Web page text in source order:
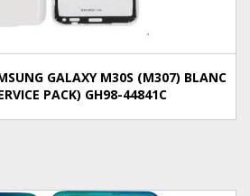
GALAXY M30S (M307) BLANC
PACK) GH98-44841C